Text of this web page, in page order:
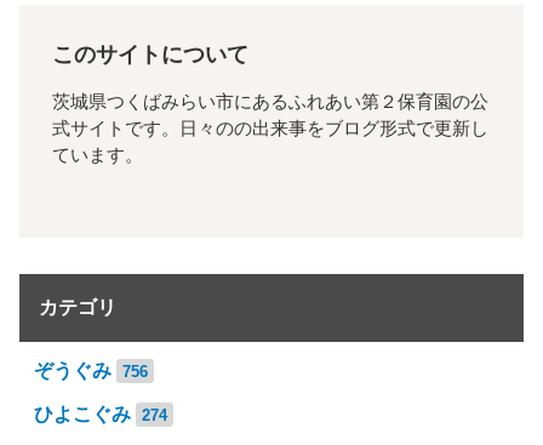
このサイトについて
茨城県つくばみらい市にあるふれあい第２保育園の公
式サイトです。日々のの出来事をブログ形式で更新し
ています。
カテゴリ
ぞうぐみ 756
ひよこぐみ 274